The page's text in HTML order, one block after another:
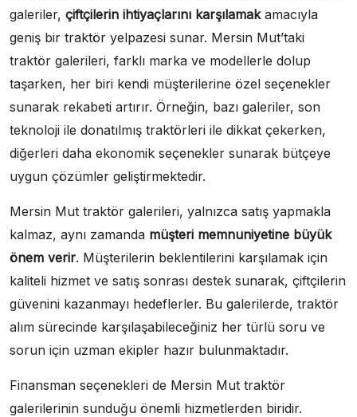
galeriler, çiftçilerin ihtiyaçlarını karşılamakamacıyla
geniş bir traktör yelpazesi sunar. Mersin Mut’taki
traktör galerileri, farklı marka ve modellerle dolup
taşarken, her biri kendi müşterilerine özel seçenekler
sunarak rekabeti artırır. Örneğin, bazı galeriler, son
teknoloji ile donatılmış traktörleri ile dikkat çekerken,
diğerleri daha ekonomik seçenekler sunarak bütçeye
uygun çözümler geliştirmektedir.
Mersin Mut traktör galerileri, yalnızca satış yapmakla
kalmaz, aynı zamanda müşteri memnuniyetine büyük
önem verir. Müşterilerin beklentilerini karşılamak için
kaliteli hizmet ve satış sonrası destek sunarak, çiftçilerin
güvenini kazanmayı hedeflerler. Bu galerilerde, traktör
alım sürecinde karşılaşabileceğiniz her türlü soru ve
sorun için uzman ekipler hazır bulunmaktadır.
Finansman seçenekleri de Mersin Mut traktör
galerilerinin sunduğu önemli hizmetlerden biridir.